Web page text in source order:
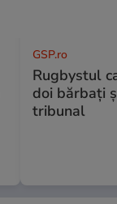
GSP.ro
Rugbystul
doi bărbați
tribunal